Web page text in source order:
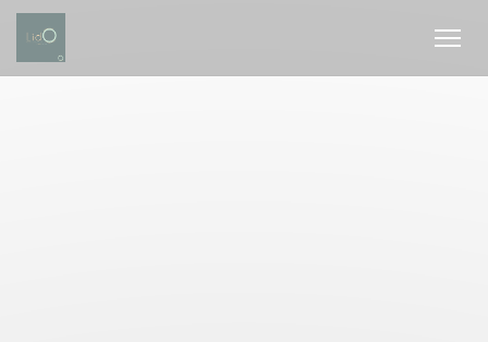
Personalizing your cookie choices